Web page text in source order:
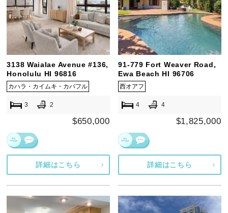
3138 Waialae Avenue #136,
Honolulu HI 96816
カハラ・カイムキ・カパフル
3 2
$650,000
詳細はこちら
91-779 Fort Weaver Road,
Ewa Beach HI 96706
西オアフ
4 4
$1,825,000
詳細はこちら